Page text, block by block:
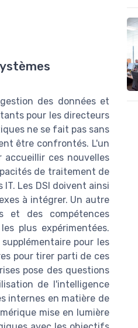
des données et
pour les directeurs
ne se fait pas sans
être confrontés. L'un
ces nouvelles
de traitement de
Les DSI doivent ainsi
à intégrer. Un autre
et des compétences
plus expérimentées.
pour les
pour tirer parti de ces
pose des questions
de l'intelligence
internes en matière de
mise en lumière